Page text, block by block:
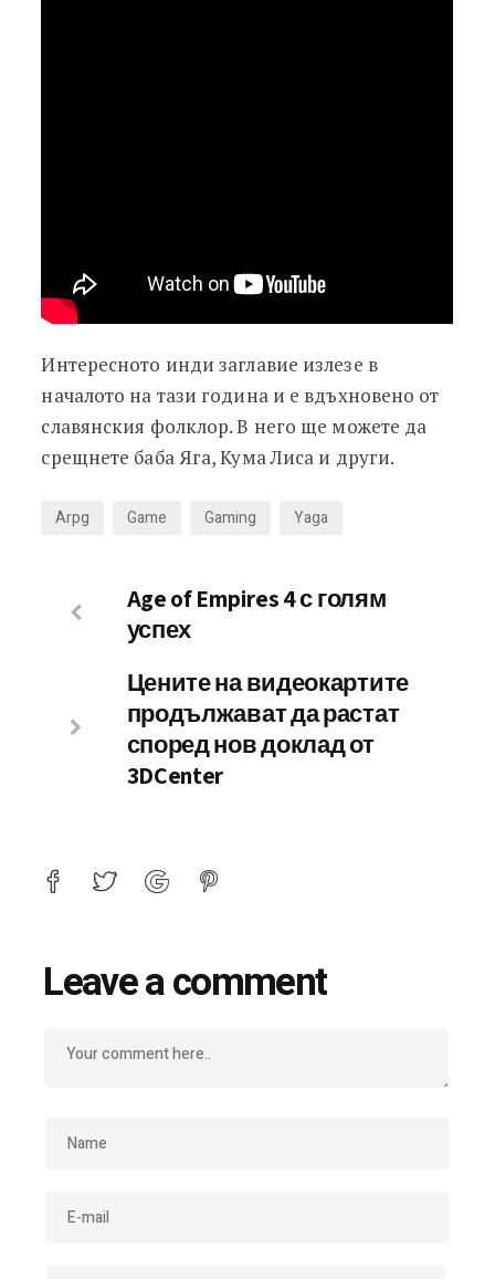
Интересното инди заглавие излезе в
началото на тази година и е вдъхновено от
славянския фолклор. В него ще можете да
срещнете баба Яга, Кума Лиса и други.
Arpg Game Gaming Yaga
Age of Empires 4 с голям
успех
Цените на видеокартите
продължават да растат
според нов доклад от
3DCenter
Leave a comment